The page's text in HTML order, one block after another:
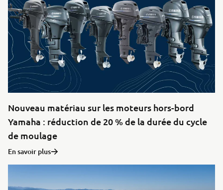
Nouveau matériau sur les moteurs hors-bord
Yamaha : réduction de 20 % de la durée du cycle
de moulage
En savoir plus